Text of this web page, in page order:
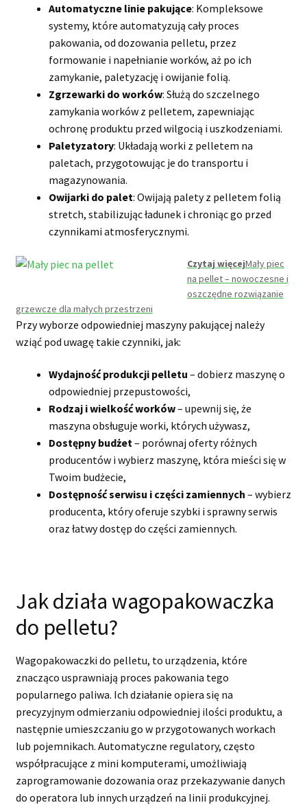
Automatyczne linie pakujące: Kompleksowe
systemy, które automatyzują cały proces
pakowania, od dozowania pelletu, przez
formowanie i napełnianie worków, aż po ich
zamykanie, paletyzację i owijanie folią.
Zgrzewarki do worków: Służą do szczelnego
zamykania worków z pelletem, zapewniając
ochronę produktu przed wilgocią i uszkodzeniami.
Paletyzatory: Układają worki z pelletem na
paletach, przygotowując je do transportu i
magazynowania.
Owijarki do palet: Owijają palety z pelletem folią
stretch, stabilizując ładunek i chroniąc go przed
czynnikami atmosferycznymi.
Czytaj więcejMały piec
na pellet – nowoczesne i
oszczędne rozwiązanie
grzewcze dla małych przestrzeni
Przy wyborze odpowiedniej maszyny pakującej należy
wziąć pod uwagę takie czynniki, jak:
Wydajność produkcji pelletu – dobierz maszynę o
odpowiedniej przepustowości,
Rodzaj i wielkość worków– upewnij się, że
maszyna obsługuje worki, których używasz,
Dostępny budżet– porównaj oferty różnych
producentów i wybierz maszynę, która mieści się w
Twoim budżecie,
Dostępność serwisu i części zamiennych – wybierz
producenta, który oferuje szybki i sprawny serwis
oraz łatwy dostęp do części zamiennych.
Jak działa wagopakowaczka
do pelletu?
Wagopakowaczki do pelletu, to urządzenia, które
znacząco usprawniają proces pakowania tego
popularnego paliwa. Ich działanie opiera się na
precyzyjnym odmierzaniu odpowiedniej ilości produktu, a
następnie umieszczaniu go w przygotowanych workach
lub pojemnikach. Automatyczne regulatory, często
współpracujące z mini komputerami, umożliwiają
zaprogramowanie dozowania oraz przekazywanie danych
do operatora lub innych urządzeń na linii produkcyjnej.